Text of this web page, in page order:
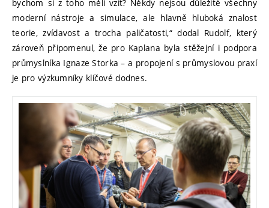
bychom si z toho měli vzít? Někdy nejsou důležité všechny
moderní nástroje a simulace, ale hlavně hluboká znalost
teorie, zvídavost a trocha paličatosti,“ dodal Rudolf, který
zároveň připomenul, že pro Kaplana byla stěžejní i podpora
průmyslníka Ignaze Storka – a propojení s průmyslovou praxí
je pro výzkumníky klíčové dodnes.